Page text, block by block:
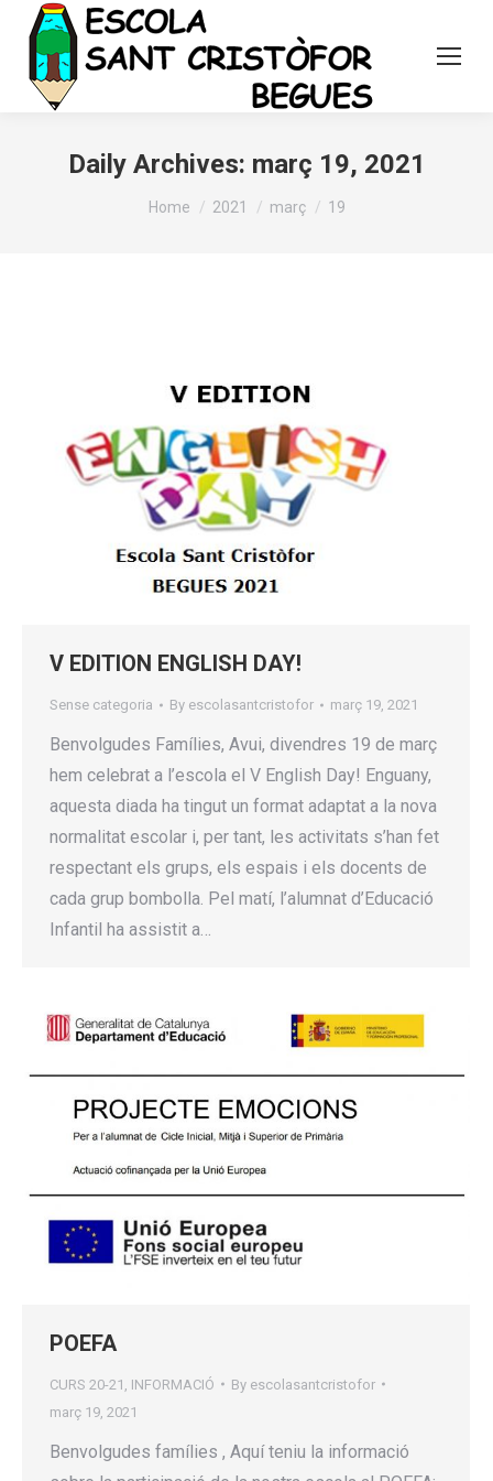
Daily Archives: març 19, 2021
You are here:
Home 2021 març 19
V EDITION ENGLISH DAY!
Sense categoria By escolasantcristofor març 19, 2021
Benvolgudes Famílies, Avui, divendres 19 de març
hem celebrat a l’escola el V English Day! Enguany,
aquesta diada ha tingut un format adaptat a la nova
normalitat escolar i, per tant, les activitats s’han fet
respectant els grups, els espais i els docents de
cada grup bombolla. Pel matí, l’alumnat d’Educació
Infantil ha assistit a…
POEFA
CURS 20-21 INFORMACIÓ By escolasantcristofor
març 19, 2021
Benvolgudes famílies , Aquí teniu la informació